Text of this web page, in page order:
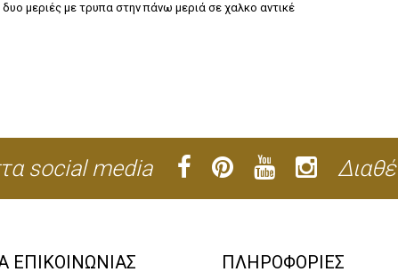
μεριές με τρυπα στην πάνω μεριά σε χαλκο αντικέ
social media
ΕΠΙΚΟΙΝΩΝΙΑΣ ΠΛΗΡΟΦΟΡΙΕΣ